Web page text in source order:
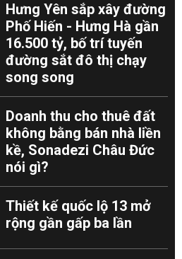
Hưng Yên sắp xây đường
Phố Hiến - Hưng Hà gần
16.500 tỷ, bố trí tuyến
đường sắt đô thị chạy
song song
Doanh thu cho thuê đất
không bằng bán nhà liền
kề, Sonadezi Châu Đức
nói gì?
Thiết kế quốc lộ 13 mở
rộng gần gấp ba lần